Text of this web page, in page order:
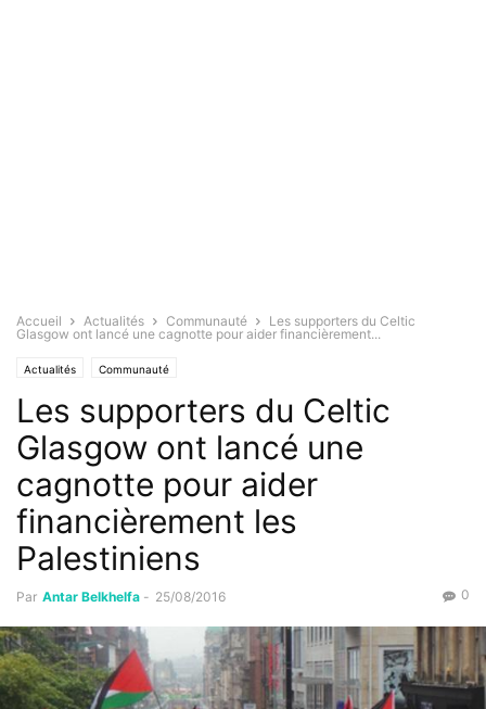
Accueil Actualités Communauté
Les supporters du Celtic
Glasgow ont lancé une cagnotte pour aider financièrement...
Actualités Communauté
Les supporters du Celtic
Glasgow ont lancé une
cagnotte pour aider
financièrement les
Palestiniens
Par Antar Belkhelfa - 25/08/2016 0